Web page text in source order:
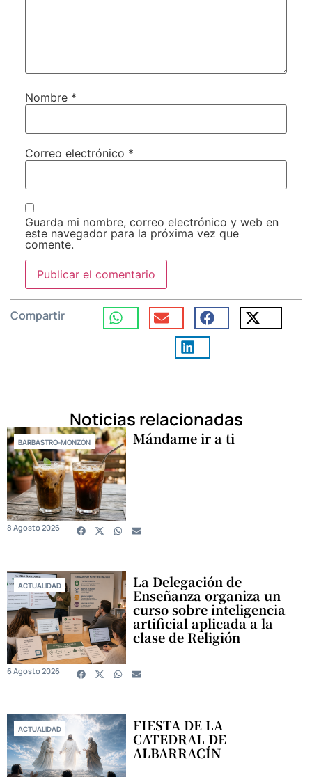
Nombre *
Correo electrónico *
Guarda mi nombre, correo electrónico y web en
este navegador para la próxima vez que
comente.
Compartir
Noticias relacionadas
BARBASTRO-MONZÓN Mándame ir a ti
8 Agosto 2026
ACTUALIDAD La Delegación de
Enseñanza organiza un
curso sobre inteligencia
artificial aplicada a la
clase de Religión
6 Agosto 2026
ACTUALIDAD FIESTA DE LA
CATEDRAL DE
ALBARRACÍN